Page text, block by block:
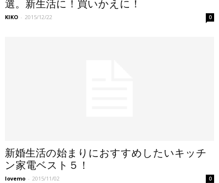
選。新生活に！買いかえに！
KIKO - 2015/12/22 0
新婚生活の始まりにおすすめしたいキッチ
ン家電ベスト５！
lovemo - 2015/11/02 0